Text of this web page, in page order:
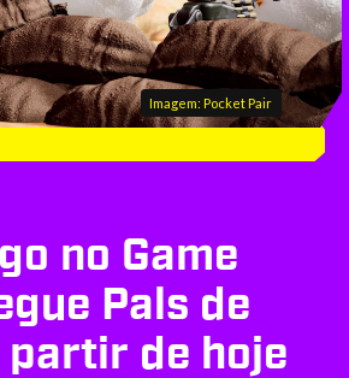
Imagem: Pocket Pair
no Game
Pals de
partir de hoje